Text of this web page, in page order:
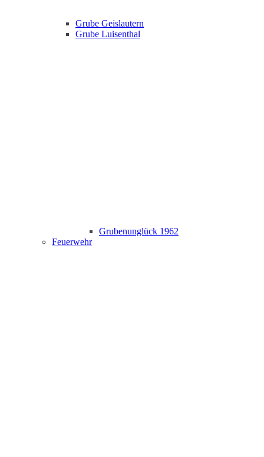
Grube Geislautern
Grube Luisenthal
Grubenunglück 1962
Feuerwehr